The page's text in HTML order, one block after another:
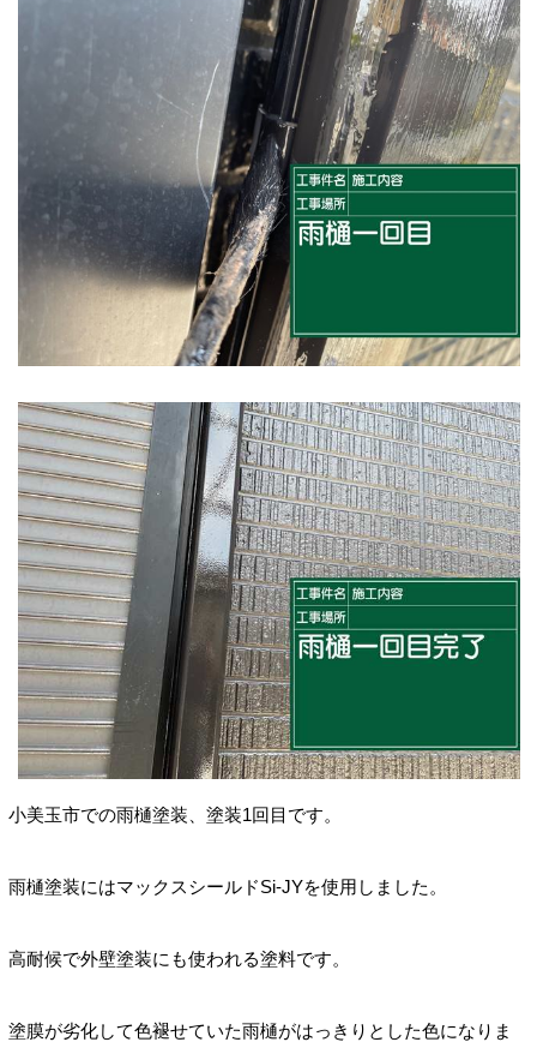
小美玉市での雨樋塗装、塗装1回目です。
雨樋塗装にはマックスシールドSi-JYを使用しました。
高耐候で外壁塗装にも使われる塗料です。
塗膜が劣化して色褪せていた雨樋がはっきりとした色になりま